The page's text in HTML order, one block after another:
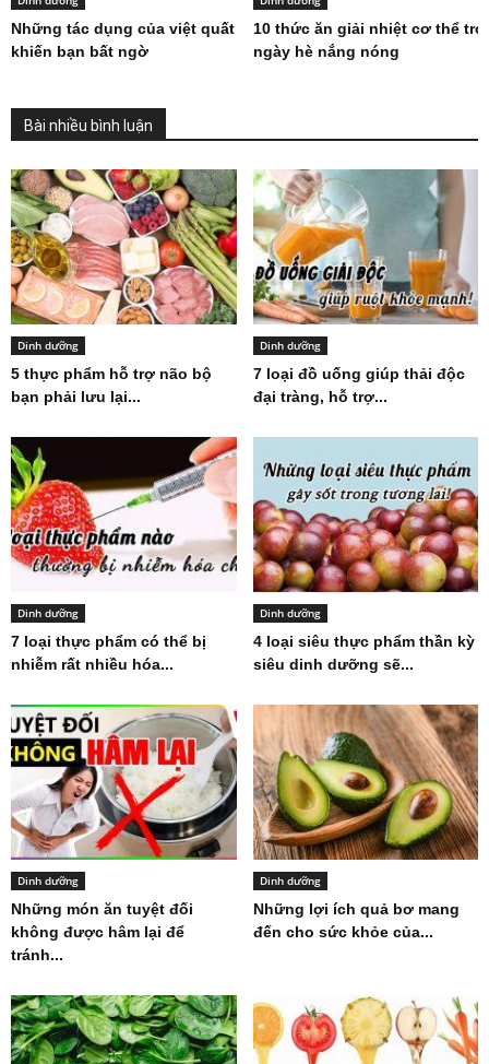
Những tác dụng của việt quất
khiến bạn bất ngờ
10 thức ăn giải nhiệt cơ thể
ngày hè nắng nóng
Bài nhiều bình luận
Dinh dưỡng
5 thực phẩm hỗ trợ não bộ
bạn phải lưu lại...
Dinh dưỡng
7 loại đồ uống giúp thải độc
đại tràng, hỗ trợ...
Dinh dưỡng
7 loại thực phẩm có thể bị
nhiễm rất nhiều hóa...
Dinh dưỡng
4 loại siêu thực phẩm thần kỳ
siêu dinh dưỡng sẽ...
Dinh dưỡng
Những món ăn tuyệt đối
không được hâm lại để
tránh...
Dinh dưỡng
Những lợi ích quả bơ mang
đến cho sức khỏe của...